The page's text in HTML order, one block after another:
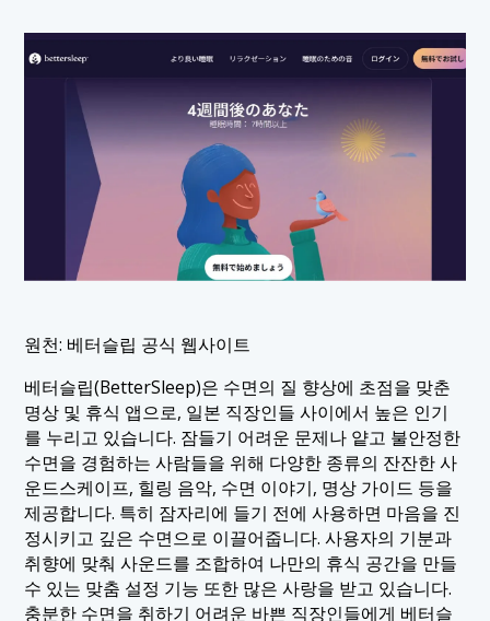
원천: 베터슬립 공식 웹사이트
베터슬립(BetterSleep)은 수면의 질 향상에 초점을 맞춘
명상 및 휴식 앱으로, 일본 직장인들 사이에서 높은 인기
를 누리고 있습니다. 잠들기 어려운 문제나 얕고 불안정한
수면을 경험하는 사람들을 위해 다양한 종류의 잔잔한 사
운드스케이프, 힐링 음악, 수면 이야기, 명상 가이드 등을
제공합니다. 특히 잠자리에 들기 전에 사용하면 마음을 진
정시키고 깊은 수면으로 이끌어줍니다. 사용자의 기분과
취향에 맞춰 사운드를 조합하여 나만의 휴식 공간을 만들
수 있는 맞춤 설정 기능 또한 많은 사랑을 받고 있습니다.
충분한 수면을 취하기 어려운 바쁜 직장인들에게 베터슬